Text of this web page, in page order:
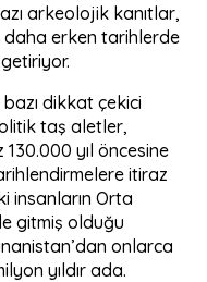
arkeolojik kanıtlar,
daha erken tarihlerde
dikkat çekici
taş aletler,
yıl öncesine
itiraz
insanların Orta
gitmiş olduğu
onlarca
yıldır ada.